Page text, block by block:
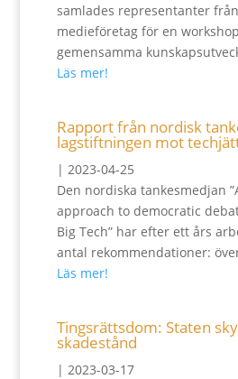
samlades representanter
medieföretag för en
gemensamma
Läs mer!
Rapport från nordisk
lagstiftningen mot
| 2023-04-25
Den nordiska tankesmedjan
approach to democratic
Big Tech” har efter ett års
antal rekommendationer:
Läs mer!
Tingsrättsdom: Staten
skadestånd
| 2023-03-17